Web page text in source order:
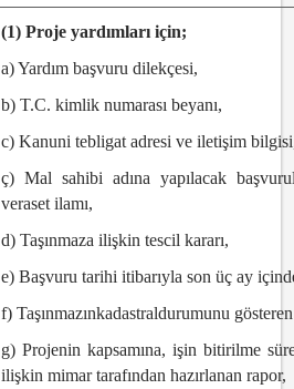
(1) Proje yardımları için;
a) Yardım başvuru dilekçesi,
b) T.C. kimlik numarası beyanı,
c) Kanuni tebligat adresi ve iletişim
ç) Mal sahibi adına yapılacak
veraset ilamı,
d) Taşınmaza ilişkin tescil kararı,
e) Başvuru tarihi itibarıyla son üç ay
f) Taşınmazınkadastraldurumunu
g) Projenin kapsamına, işin bitirilme
ilişkin mimar tarafından hazırlanan rapor,